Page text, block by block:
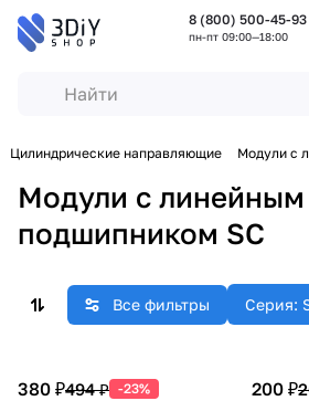
8 (800) 500-45-93
пн-пт 09:00—18:00
Цилиндрические направляющие Модули с
Модули с линейным
подшипником SC
Все фильтры Серия:
380 ₽494 ₽ -23% 200 ₽